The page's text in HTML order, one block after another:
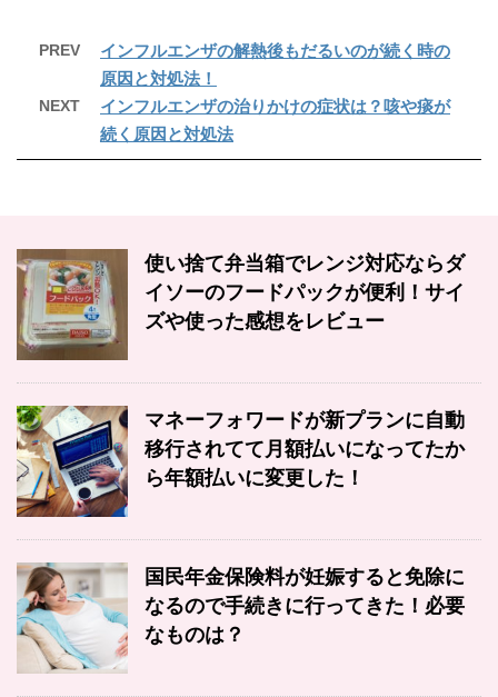
PREV
インフルエンザの解熱後もだるいのが続く時の
原因と対処法！
NEXT
インフルエンザの治りかけの症状は？咳や痰が
続く原因と対処法
使い捨て弁当箱でレンジ対応ならダ
イソーのフードパックが便利！サイ
ズや使った感想をレビュー
マネーフォワードが新プランに自動
移行されてて月額払いになってたか
ら年額払いに変更した！
国民年金保険料が妊娠すると免除に
なるので手続きに行ってきた！必要
なものは？